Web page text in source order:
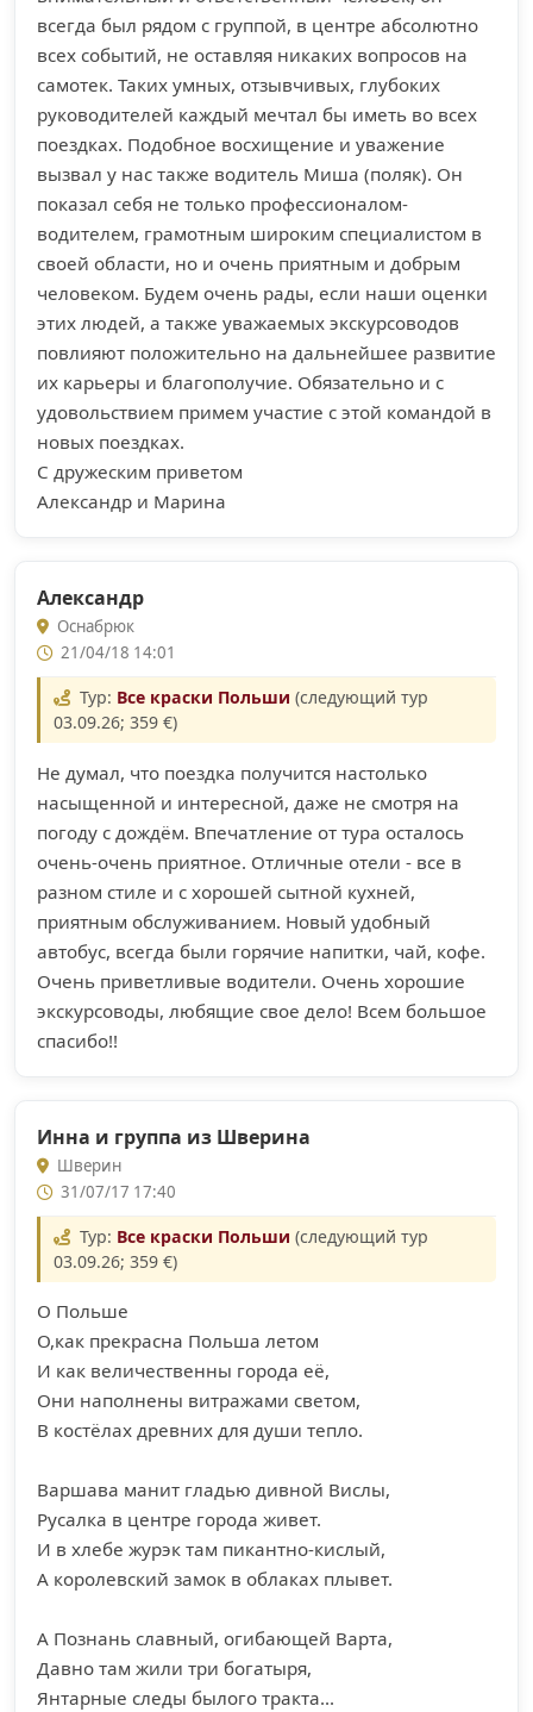
всегда был рядом с группой, в центре абсолютно
всех событий, не оставляя никаких вопросов на
самотек. Таких умных, отзывчивых, глубоких
руководителей каждый мечтал бы иметь во всех
поездках. Подобное восхищение и уважение
вызвал у нас также водитель Миша (поляк). Он
показал себя не только профессионалом-
водителем, грамотным широким специалистом в
своей области, но и очень приятным и добрым
человеком. Будем очень рады, если наши оценки
этих людей, а также уважаемых экскурсоводов
повлияют положительно на дальнейшее развитие
их карьеры и благополучие. Обязательно и с
удовольствием примем участие с этой командой в
новых поездках.
С дружеским приветом
Александр и Марина
Александр
Оснабрюк
21/04/18 14:01
Тур: Все краски Польши (следующий тур
03.09.26; 359 €)
Не думал, что поездка получится настолько
насыщенной и интересной, даже не смотря на
погоду с дождём. Впечатление от тура осталось
очень-очень приятное. Отличные отели - все в
разном стиле и с хорошей сытной кухней,
приятным обслуживанием. Новый удобный
автобус, всегда были горячие напитки, чай, кофе.
Очень приветливые водители. Очень хорошие
экскурсоводы, любящие свое дело! Всем большое
спасибо!!
Инна и группа из Шверина
Шверин
31/07/17 17:40
Тур: Все краски Польши (следующий тур
03.09.26; 359 €)
О Польше
О,как прекрасна Польша летом
И как величественны города её,
Они наполнены витражами светом,
В костёлах древних для души тепло.
Варшава манит гладью дивной Вислы,
Русалка в центре города живет.
И в хлебе журэк там пикантно-кислый,
А королевский замок в облаках плывет.
А Познань славный, огибающей Варта,
Давно там жили три богатыря,
Янтарные следы былого тракта...